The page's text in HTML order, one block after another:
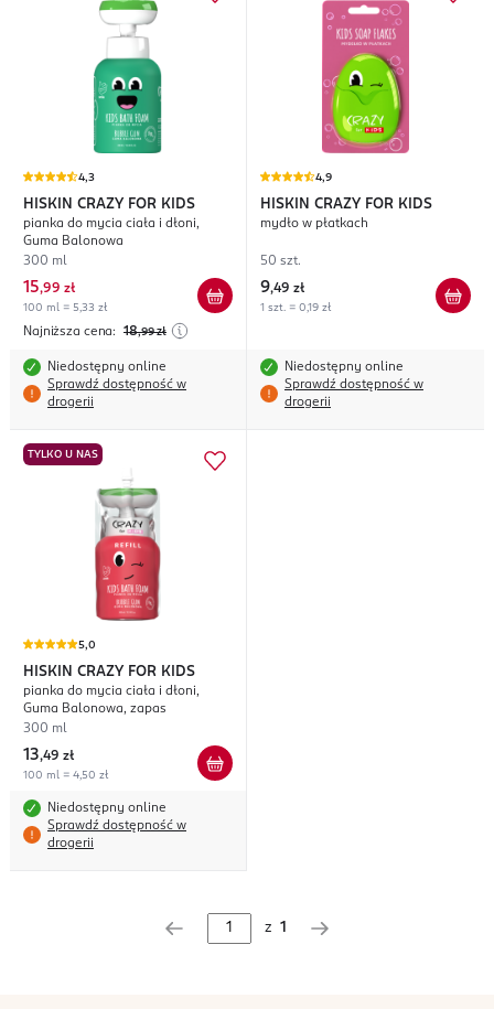
4,3
HISKIN CRAZY FOR KIDS
pianka do mycia ciała i dłoni,
Guma Balonowa
300 ml
15,99 zł
100 ml = 5,33 zł
Najniższa cena: 18,99 zł
Niedostępny online
Sprawdź dostępność w
drogerii
4,9
HISKIN CRAZY FOR KIDS
mydło w płatkach
50 szt.
9,49 zł
1 szt. = 0,19 zł
Niedostępny online
Sprawdź dostępność w
drogerii
TYLKO U NAS
5,0
HISKIN CRAZY FOR KIDS
pianka do mycia ciała i dłoni,
Guma Balonowa, zapas
300 ml
13,49 zł
100 ml = 4,50 zł
Niedostępny online
Sprawdź dostępność w
drogerii
z 1